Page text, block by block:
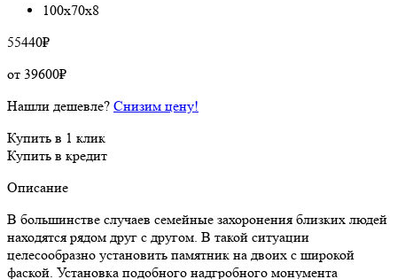
100х70х8
55440₽
от 39600₽
Нашли дешевле? Снизим цену!
Купить в 1 клик
Купить в кредит
Описание
В большинстве случаев семейные захоронения близких людей
находятся рядом друг с другом. В такой ситуации
целесообразно установить памятник на двоих с широкой
фаской. Установка подобного надгробного монумента